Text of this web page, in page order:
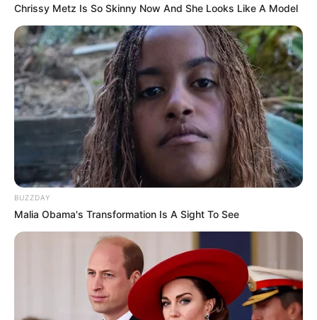
Chrissy Metz Is So Skinny Now And She Looks Like A Model
BUZZDAY
Malia Obama's Transformation Is A Sight To See